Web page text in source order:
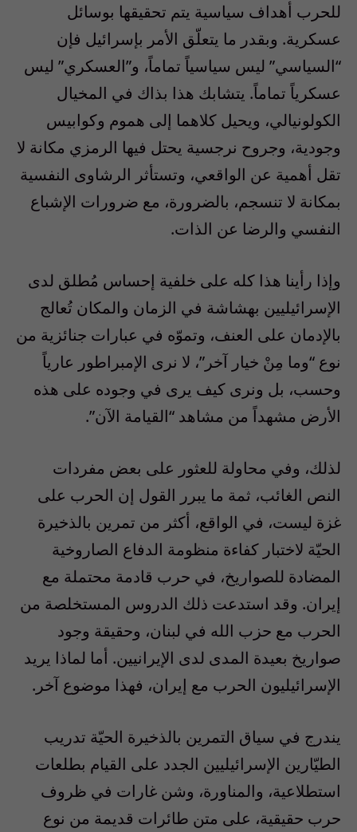
للحرب أهداف سياسية يتم تحقيقها بوسائل
عسكرية. وبقدر ما يتعلّق الأمر بإسرائيل فإن
“السياسي” ليس سياسياً تماماً، و”العسكري” ليس
عسكرياً تماماً. يتشابك هذا بذاك في المخيال
الكولونيالي، ويحيل كلاهما إلى هموم وكوابيس
وجودية، وجروح نرجسية يحتل فيها الرمزي مكانة لا
تقل أهمية عن الواقعي، وتستأثر الرشاوى النفسية
بمكانة لا تنسجم، بالضرورة، مع ضرورات الإشباع
النفسي والرضا عن الذات.
وإذا رأينا هذا كله على خلفية إحساس مُطلق لدى
الإسرائيليين بهشاشة في الزمان والمكان تُعالج
بالإدمان على العنف، وتموّه في عبارات جنائزية من
نوع “وما مِنْ خيار آخر”، لا نرى الإمبراطور عارياً
وحسب، بل ونرى كيف يرى في وجوده على هذه
الأرض مشهداً من مشاهد “القيامة الآن”.
لذلك، وفي محاولة للعثور على بعض مفردات
النص الغائب، ثمة ما يبرر القول إن الحرب على
غزة ليست، في الواقع، أكثر من تمرين بالذخيرة
الحيّة لاختبار كفاءة منظومة الدفاع الصاروخية
المضادة للصواريخ، في حرب قادمة محتملة مع
إيران. وقد استدعت ذلك الدروس المستخلصة من
الحرب مع حزب الله في لبنان، وحقيقة وجود
صواريخ بعيدة المدى لدى الإيرانيين. أما لماذا يريد
الإسرائيليون الحرب مع إيران، فهذا موضوع آخر.
يندرج في سياق التمرين بالذخيرة الحيّة تدريب
الطيّارين الإسرائيليين الجدد على القيام بطلعات
استطلاعية، والمناورة، وشن غارات في ظروف
حرب حقيقية، على متن طائرات قديمة من نوع